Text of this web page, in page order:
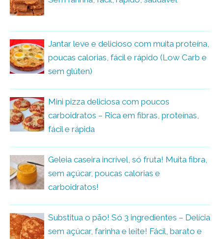
Jantar leve e delicioso com muita proteína,
poucas calorias, fácil e rápido (Low Carb e
sem glúten)
Mini pizza deliciosa com poucos
carboidratos – Rica em fibras, proteínas,
fácil e rápida
Geleia caseira incrível, só fruta! Muita fibra,
sem açúcar, poucas calorias e
carboidratos!
Substitua o pão! Só 3 ingredientes – Delícia
sem açúcar, farinha e leite! Fácil, barato e